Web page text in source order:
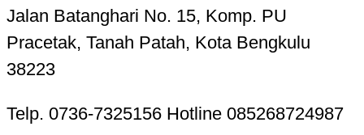
Jalan Batanghari No. 15, Komp. PU
Pracetak, Tanah Patah, Kota Bengkulu
38223
Telp. 0736-7325156 Hotline 085268724987